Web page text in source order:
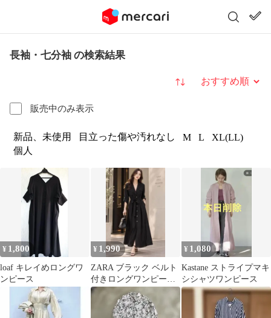
長袖・七分袖 の検索結果
販売中のみ表示
並び替え
新品、未使用 目立った傷や汚れなし M L
XL(LL)
個人
¥ 1,800
loaf キレイめロングワ
ンピース
¥ 1,990
ZARA ブラック ベルト
付きロングワンピース
XS
¥ 1,080
Kastane ストライプマキ
シシャツワンピース